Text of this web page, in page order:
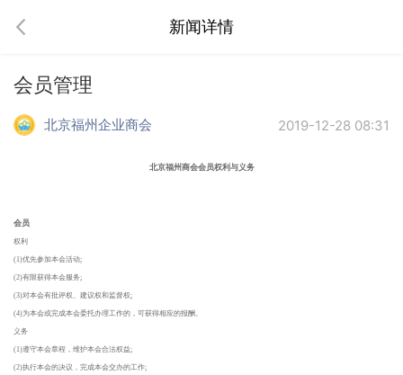
新闻详情
会员管理
北京福州企业商会 2019-12-28 08:31
北京福州商会会员权利与义务
会员
权利
(1)优先参加本会活动;
(2)有限获得本会服务;
(3)对本会有批评权、建议权和监督权;
(4)为本会或完成本会委托办理工作的，可获得相应的报酬。
义务
(1)遵守本会章程，维护本会合法权益;
(2)执行本会的决议，完成本会交办的工作;